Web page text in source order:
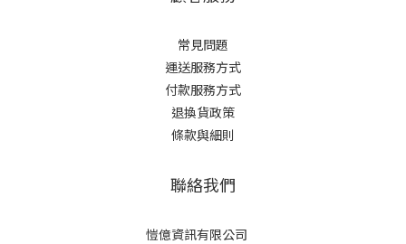
常見問題
運送服務方式
付款服務方式
退換貨政策
條款與細則
聯絡我們
愷億資訊有限公司